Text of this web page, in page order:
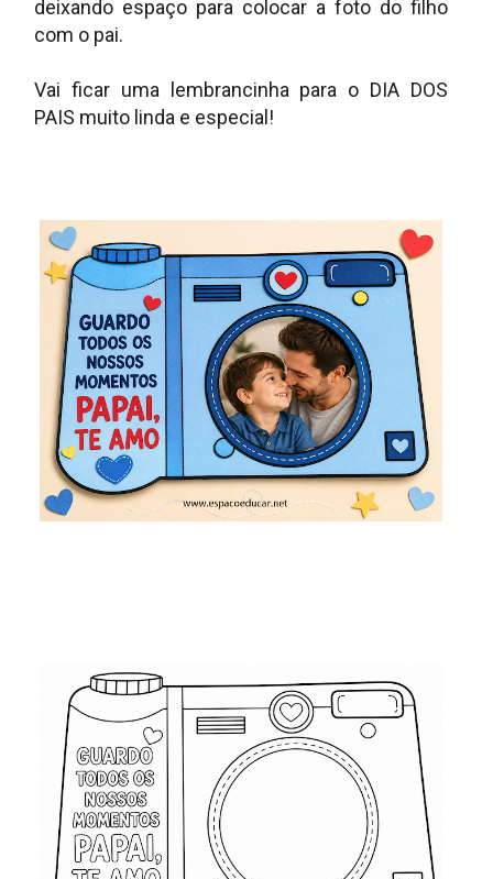
deixando espaço para colocar a foto do filho
com o pai.
Vai ficar uma lembrancinha para o DIA DOS
PAIS muito linda e especial!